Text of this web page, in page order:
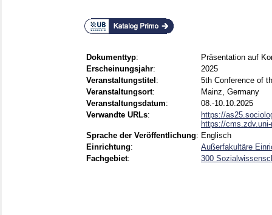
Dokumenttyp:
Präsentation auf
Erscheinungsjahr:
2025
Veranstaltungstitel :
5th Conference of
Veranstaltungsort:
Mainz, Germany
Veranstaltungsdatum:
08.-10.10.2025
Verwandte URLs:
https://
https://
Sprache der Veröffentlichung: Englisch
Einrichtung:
Außerfakultäre
Fachgebiet: 300